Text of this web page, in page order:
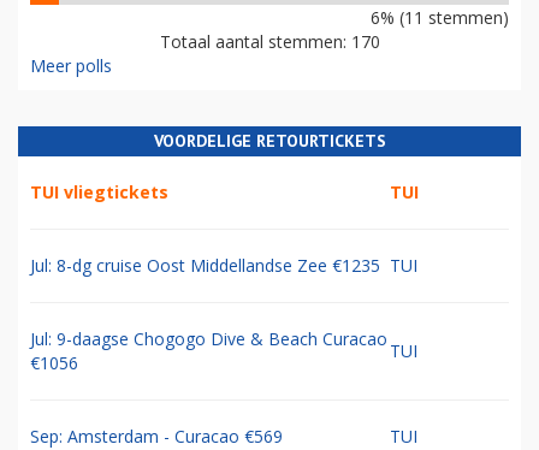
6% (11 stemmen)
Totaal aantal stemmen: 170
Meer polls
VOORDELIGE RETOURTICKETS
TUI vliegtickets TUI
Jul: 8-dg cruise Oost Middellandse Zee €1235 TUI
Jul: 9-daagse Chogogo Dive & Beach Curacao
€1056
TUI
Sep: Amsterdam - Curacao €569 TUI